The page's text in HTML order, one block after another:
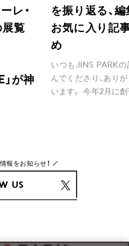
レ・
展覧
が神
を振り返る、
お気に入り記
め
いつもJINS PARKの
んでくださり、あり
います。 今年2月に創
報をお知らせ！
US